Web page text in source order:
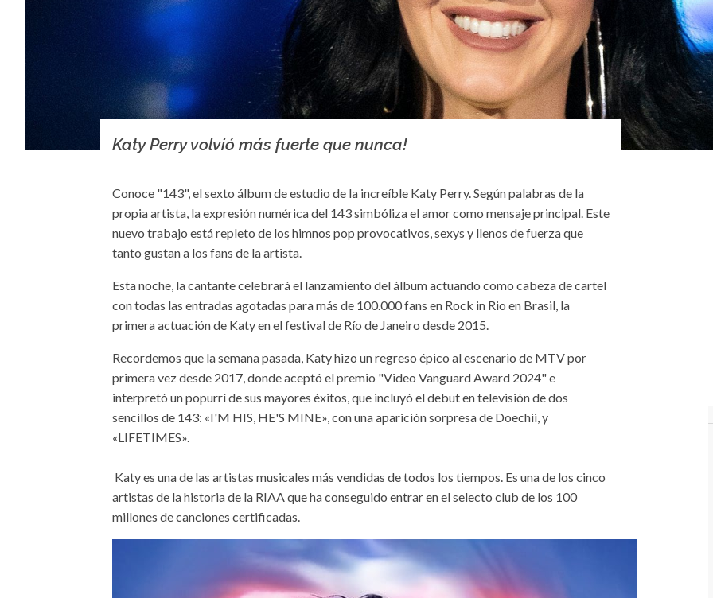
Katy Perry volvió más fuerte que nunca!
Conoce "143", el sexto álbum de estudio de la increíble Katy Perry. Según palabras de la
propia artista, la expresión numérica del 143 simbóliza el amor como mensaje principal. Este
nuevo trabajo está repleto de los himnos pop provocativos, sexys y llenos de fuerza que
tanto gustan a los fans de la artista.
Esta noche, la cantante celebrará el lanzamiento del álbum actuando como cabeza de cartel
con todas las entradas agotadas para más de 100.000 fans en Rock in Rio en Brasil, la
primera actuación de Katy en el festival de Río de Janeiro desde 2015.
Recordemos que la semana pasada, Katy hizo un regreso épico al escenario de MTV por
primera vez desde 2017, donde aceptó el premio "Video Vanguard Award 2024" e
interpretó un popurrí de sus mayores éxitos, que incluyó el debut en televisión de dos
sencillos de 143: «I'M HIS, HE'S MINE», con una aparición sorpresa de Doechii, y
«LIFETIMES».
Katy es una de las artistas musicales más vendidas de todos los tiempos. Es una de los cinco
artistas de la historia de la RIAA que ha conseguido entrar en el selecto club de los 100
millones de canciones certificadas.